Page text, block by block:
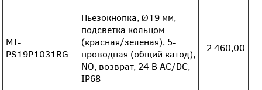
MT-
PS19P1031RG
Пьезокнопка, Ø19 мм,
подсветка кольцом
(красная/зеленая), 5-
проводная (общий катод),
NO, возврат, 24 В AC/DC,
IP68
2 460,00